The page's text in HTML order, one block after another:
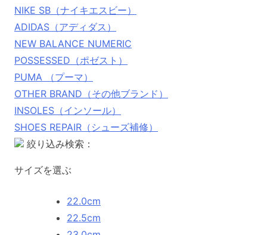
NIKE SB（ナイキエスビー）
ADIDAS（アディダス）
NEW BALANCE NUMERIC
POSSESSED（ポゼスト）
PUMA （プーマ）
OTHER BRAND（その他ブランド）
INSOLES（インソール）
SHOES REPAIR（シューズ補修）
絞り込み検索：
サイズを選ぶ
22.0cm
22.5cm